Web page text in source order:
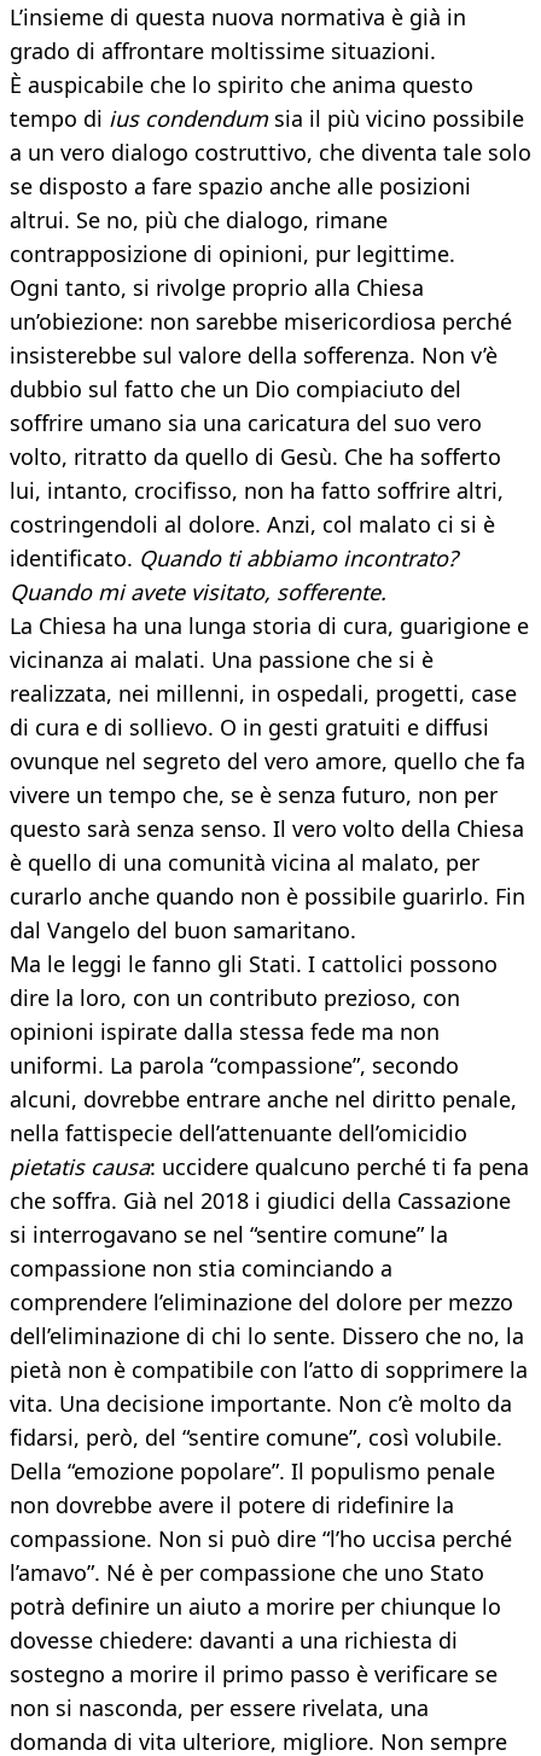
L’insieme di questa nuova normativa è già in
grado di affrontare moltissime situazioni.
È auspicabile che lo spirito che anima questo
tempo di ius condendum sia il più vicino possibile
a un vero dialogo costruttivo, che diventa tale solo
se disposto a fare spazio anche alle posizioni
altrui. Se no, più che dialogo, rimane
contrapposizione di opinioni, pur legittime.
Ogni tanto, si rivolge proprio alla Chiesa
un’obiezione: non sarebbe misericordiosa perché
insisterebbe sul valore della sofferenza. Non v’è
dubbio sul fatto che un Dio compiaciuto del
soffrire umano sia una caricatura del suo vero
volto, ritratto da quello di Gesù. Che ha sofferto
lui, intanto, crocifisso, non ha fatto soffrire altri,
costringendoli al dolore. Anzi, col malato ci si è
identificato. Quando ti abbiamo incontrato?
Quando mi avete visitato, sofferente.
La Chiesa ha una lunga storia di cura, guarigione e
vicinanza ai malati. Una passione che si è
realizzata, nei millenni, in ospedali, progetti, case
di cura e di sollievo. O in gesti gratuiti e diffusi
ovunque nel segreto del vero amore, quello che fa
vivere un tempo che, se è senza futuro, non per
questo sarà senza senso. Il vero volto della Chiesa
è quello di una comunità vicina al malato, per
curarlo anche quando non è possibile guarirlo. Fin
dal Vangelo del buon samaritano.
Ma le leggi le fanno gli Stati. I cattolici possono
dire la loro, con un contributo prezioso, con
opinioni ispirate dalla stessa fede ma non
uniformi. La parola “compassione”, secondo
alcuni, dovrebbe entrare anche nel diritto penale,
nella fattispecie dell’attenuante dell’omicidio
pietatis causa: uccidere qualcuno perché ti fa pena
che soffra. Già nel 2018 i giudici della Cassazione
si interrogavano se nel “sentire comune” la
compassione non stia cominciando a
comprendere l’eliminazione del dolore per mezzo
dell’eliminazione di chi lo sente. Dissero che no, la
pietà non è compatibile con l’atto di sopprimere la
vita. Una decisione importante. Non c’è molto da
fidarsi, però, del “sentire comune”, così volubile.
Della “emozione popolare”. Il populismo penale
non dovrebbe avere il potere di ridefinire la
compassione. Non si può dire “l’ho uccisa perché
l’amavo”. Né è per compassione che uno Stato
potrà definire un aiuto a morire per chiunque lo
dovesse chiedere: davanti a una richiesta di
sostegno a morire il primo passo è verificare se
non si nasconda, per essere rivelata, una
domanda di vita ulteriore, migliore. Non sempre